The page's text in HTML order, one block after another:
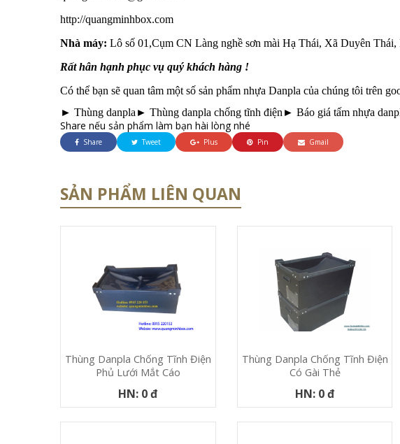
http://quangminhbox.com
Nhà máy: Lô số 01,Cụm CN Làng nghề sơn mài Hạ Thái, Xã Duyên
Rất hân hạnh phục vụ quý khách hàng !
Có thể bạn sẽ quan tâm một số sản phẩm nhựa Danpla của chúng tôi trên
► Thùng danpla ► Thùng danpla chống tĩnh điện ► Báo giá tấm nhựa
Share nếu sản phẩm làm bạn hài lòng nhé
Share Tweet Plus Pin Gmail
SẢN PHẨM LIÊN QUAN
Thùng Danpla Chống Tĩnh Điện
Phủ Lưới Mắt Cáo
HN: 0 đ
Thùng Danpla Chống Tĩnh Điện
Có Gài Thẻ
HN: 0 đ